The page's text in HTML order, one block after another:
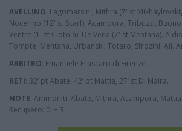
AVELLINO: Lagomarsini; Mithra (7' st
Nocerino (12' st Scarf); Acampora, Tribuzzi,
Ventre (1' st Ciotola), De Vena (7' st Mentana). A
Tompte, Mentana, Urbanski, Totaro, Sfrozini. All.
ARBITRO: Emanuele Frascaro di Firenze.
RETI: 32’ pt Abate, 42’ pt Mattia, 27’ st Di Maira.
NOTE: Ammoniti: Abate, Mithra, Acampora,
Recupero: 0' + 3'.